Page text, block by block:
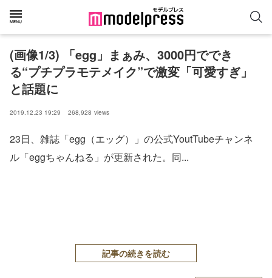
(画像1/3) 「egg」まぁみ、3000円ででき
る“プチプラモテメイク”で激変「可愛すぎ」
と話題に
2019.12.23 19:29 268,928 views
23日、雑誌「egg（エッグ）」の公式YoutTubeチャンネ
ル「eggちゃんねる」が更新された。同...
記事の続きを読む